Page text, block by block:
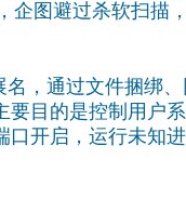
企图避过杀软扫描
名，通过文件捆绑
要目的是控制用户
口开启，运行未知